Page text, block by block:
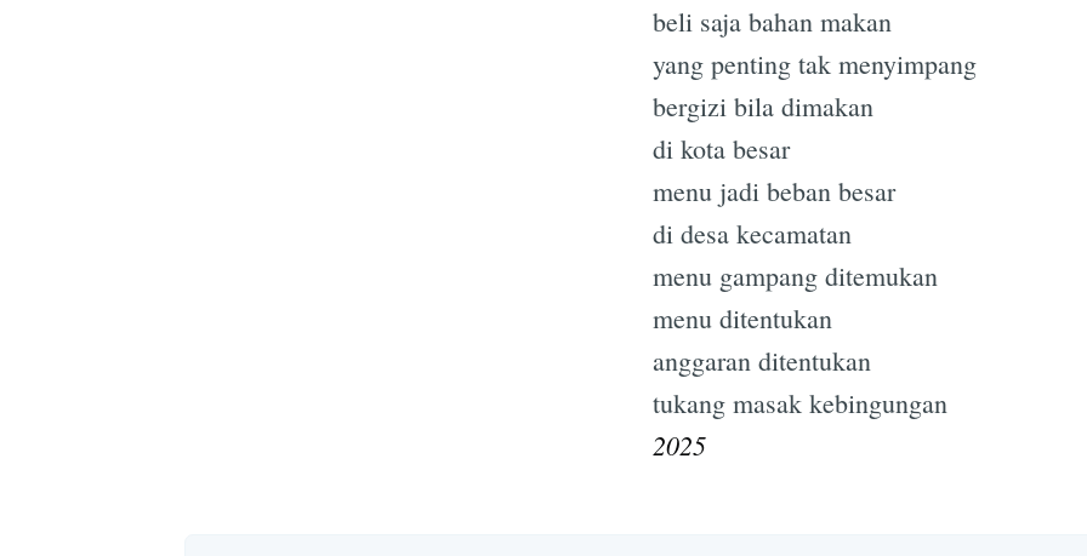
beli saja bahan makan
yang penting tak menyimpang
bergizi bila dimakan
di kota besar
menu jadi beban besar
di desa kecamatan
menu gampang ditemukan
menu ditentukan
anggaran ditentukan
tukang masak kebingungan
2025